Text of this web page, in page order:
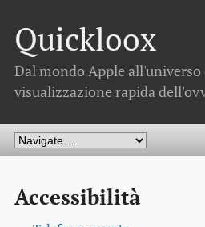
Quickloox
Dal mondo Apple
visualizzazione rapida
Accessibilità